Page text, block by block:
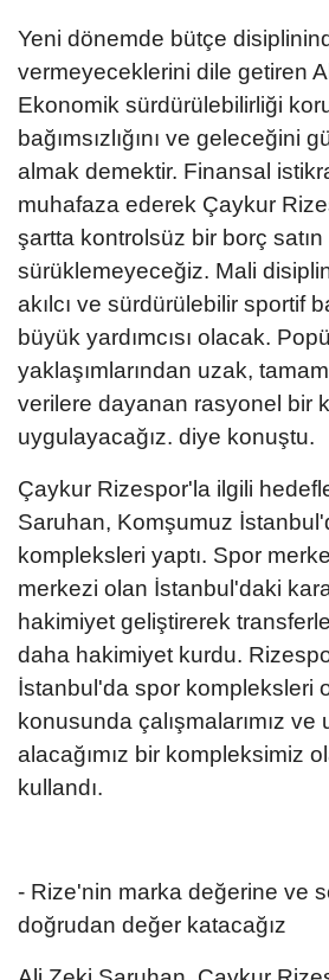
Yeni dönemde bütçe
vermeyeceklerini dile getiren
Ekonomik sürdürülebilirliği
bağımsızlığını ve geleceğini
almak demektir. Finansal
muhafaza ederek Çaykur
şartta kontrolsüz bir borç
sürüklemeyeceğiz. Mali
akılcı ve sürdürülebilir sportif
büyük yardımcısı olacak.
yaklaşımlarından uzak,
verilere dayanan rasyonel bir
uygulayacağız. diye konuştu.
Çaykur Rizespor'la ilgili
Saruhan, Komşumuz
kompleksleri yaptı. Spor
merkezi olan İstanbul'daki
hakimiyet geliştirerek
daha hakimiyet kurdu.
İstanbul'da spor kompleksleri
konusunda çalışmalarımız ve
alacağımız bir kompleksimiz
kullandı.
- Rize'nin marka değerine ve
doğrudan değer katacağız